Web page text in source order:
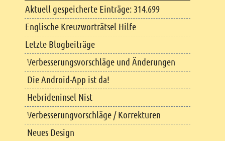
Aktuell gespeicherte Einträge: 314.699
Englische Kreuzworträtsel Hilfe
Letzte Blogbeiträge
Verbesserungsvorschläge und Änderungen
Die Android-App ist da!
Hebrideninsel Nist
Verbesserungvorschläge / Korrekturen
Neues Design